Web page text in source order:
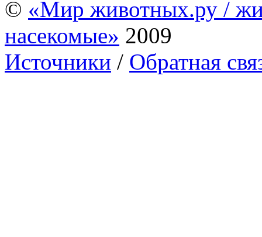
© «Мир животных.ру /
насекомые» 2009
Источники / Обратная